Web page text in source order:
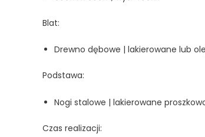
Blat:
Drewno dębowe | lakierowane lub
Podstawa:
Nogi stalowe | lakierowane
Czas realizacji: